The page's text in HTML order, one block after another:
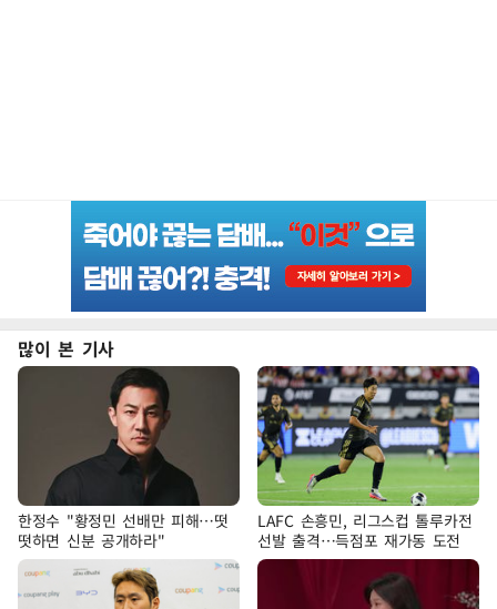
많이 본 기사
한정수 "황정민 선배만 피해…떳
떳하면 신분 공개하라"
LAFC 손흥민, 리그스컵 톨루카전
선발 출격…득점포 재가동 도전